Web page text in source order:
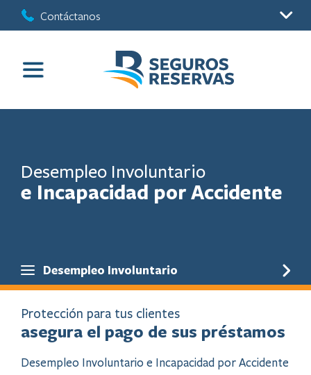
Contáctanos
Desempleo Involuntario
e Incapacidad por Accidente
Desempleo Involuntario
Protección para tus clientes
asegura el pago de sus préstamos
Desempleo Involuntario e Incapacidad por Accidente